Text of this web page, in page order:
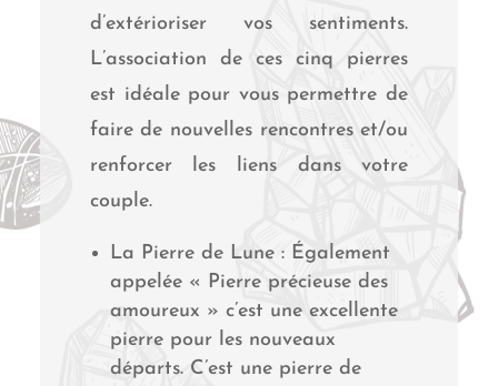
d’extérioriser vos sentiments.
L’association de ces cinq pierres
est idéale pour vous permettre de
faire de nouvelles rencontres et/ou
renforcer les liens dans votre
couple.
La Pierre de Lune : Également
appelée « Pierre précieuse des
amoureux » c’est une excellente
pierre pour les nouveaux
départs. C’est une pierre de